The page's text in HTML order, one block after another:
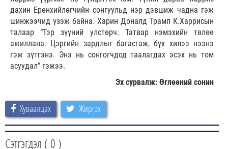
дахин Ерөнхийлөгчийн сонгуульд нэр дэвшиж чадна гэж
шинжээчид үзэж байна. Харин Доналд Трамп К.Харрисын
талаар “Тэр зүүний улстөрч. Татвар нэмэхийн төлөө
ажиллана. Цэргийн зардлыг багасгаж, бүх хилээ нээнэ
гэж зүтгэнэ. Энэ нь сонгогчдод таалагдах эсэх нь том
асуудал” гэжээ.
Эх сурвалж: Өглөөний сонин
Хуваалцах Жиргэх
Сэтгэгдэл ( 0 )